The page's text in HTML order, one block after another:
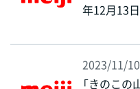
年12月13日
2023/11/10
「きのこの